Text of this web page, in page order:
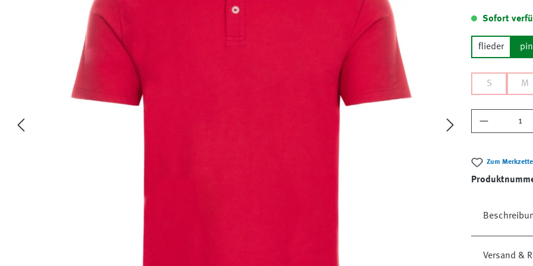
Sofort
flieder
S M
Produkt
Zum
Versand &